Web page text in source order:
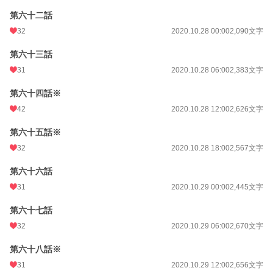
第六十二話
32 2020.10.28 00:002,090文字
第六十三話
31 2020.10.28 06:002,383文字
第六十四話※
42 2020.10.28 12:002,626文字
第六十五話※
32 2020.10.28 18:002,567文字
第六十六話
31 2020.10.29 00:002,445文字
第六十七話
32 2020.10.29 06:002,670文字
第六十八話※
31 2020.10.29 12:002,656文字